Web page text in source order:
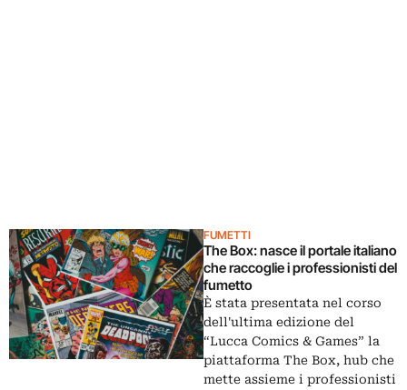
FUMETTI
The Box: nasce il portale italiano
che raccoglie i professionisti del
fumetto
È stata presentata nel corso
dell'ultima edizione del
“Lucca Comics & Games” la
piattaforma The Box, hub che
mette assieme i professionisti